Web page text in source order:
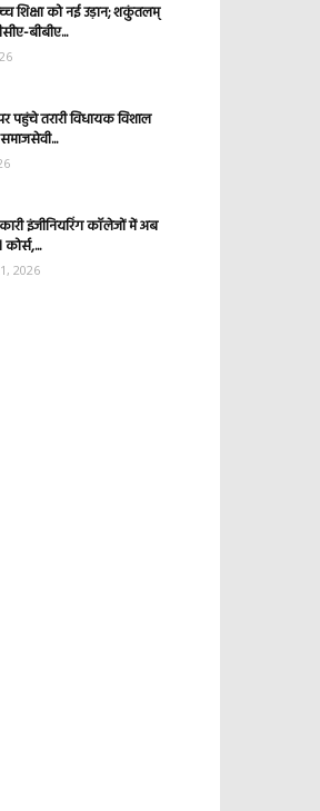
शिक्षा को नई उड़ान; शकुंतलम्
बीबीए...
पहुंचे तरारी विधायक विशाल
इंजीनियरिंग कॉलेजों में अब
2026